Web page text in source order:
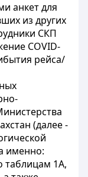
анкет для
из других
СКП
COVID-
рейса/
(далее -
именно:
таблицам 1А,